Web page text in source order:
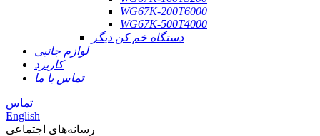
WG67K-200T6000
WG67K-500T4000
دستگاه خم کن دیگر
لوازم جانبی
کاربرد
تماس با ما
تماس
English
رسانه‌های اجتماعی